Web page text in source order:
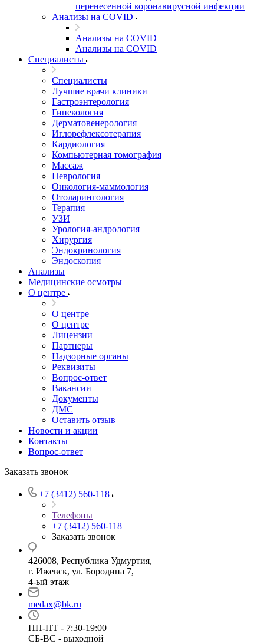
перенесенной коронавирусной инфекции
Анализы на COVID
Анализы на COVID
Анализы на COVID
Специалисты
Специалисты
Лучшие врачи клиники
Гастроэнтерология
Гинекология
Дерматовенерология
Иглорефлексотерапия
Кардиология
Компьютерная томография
Массаж
Неврология
Онкология-маммология
Отоларингология
Терапия
УЗИ
Урология-андрология
Хирургия
Эндокринология
Эндоскопия
Анализы
Медицинские осмотры
О центре
О центре
О центре
Лицензии
Партнеры
Надзорные органы
Реквизиты
Вопрос-ответ
Вакансии
Документы
ДМС
Оставить отзыв
Новости и акции
Контакты
Вопрос-ответ
Заказать звонок
+7 (3412) 560-118
Телефоны
+7 (3412) 560-118
Заказать звонок
426008, Республика Удмуртия,
г. Ижевск, ул. Бородина 7,
4-ый этаж
medax@bk.ru
ПН-ПТ - 7:30-19:00
СБ-ВС - выходной